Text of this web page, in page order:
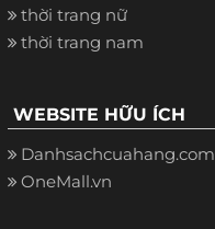
thời trang nữ
thời trang nam
WEBSITE HỮU ÍCH
Danhsachcuahang.com
OneMall.vn